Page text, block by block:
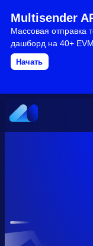
Multisender
Массовая отправка
дашборд на 40+
Начать